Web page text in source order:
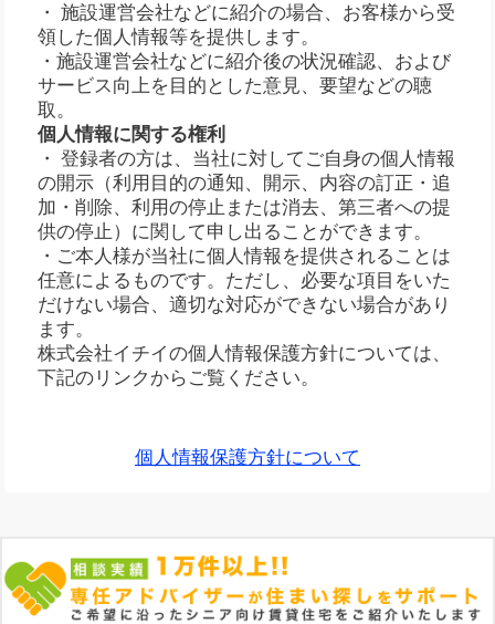
・ 施設運営会社などに紹介の場合、お客様から受
領した個人情報等を提供します。
・施設運営会社などに紹介後の状況確認、および
サービス向上を目的とした意見、要望などの聴
取。
個人情報に関する権利
・ 登録者の方は、当社に対してご自身の個人情報
の開示（利用目的の通知、開示、内容の訂正・追
加・削除、利用の停止または消去、第三者への提
供の停止）に関して申し出ることができます。
・ご本人様が当社に個人情報を提供されることは
任意によるものです。ただし、必要な項目をいた
だけない場合、適切な対応ができない場合があり
ます。
株式会社イチイの個人情報保護方針については、
下記のリンクからご覧ください。
個人情報保護方針について